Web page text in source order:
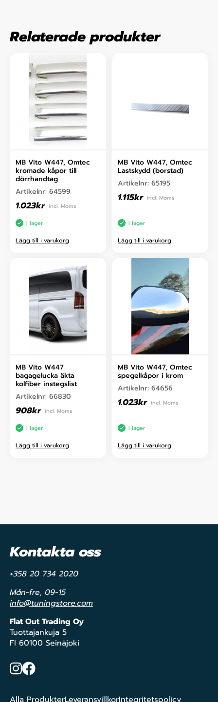
Relaterade produkter
MB Vito W447, Omtec
kromade kåpor till
dörrhandtag
Artikelnr: 64599
1.023kr incl. Moms
I lager
Lägg till i varukorg
MB Vito W447, Omtec
Lastskydd (borstad)
Artikelnr: 65195
1.115kr incl. Moms
I lager
Lägg till i varukorg
MB Vito W447
bagagelucka äkta
kolfiber instegslist
Artikelnr: 66830
908kr incl. Moms
I lager
Lägg till i varukorg
MB Vito W447, Omtec
spegelkåpor i krom
Artikelnr: 64656
1.023kr incl. Moms
I lager
Lägg till i varukorg
Kontakta oss
+358 20 734 2020
Mån-fre, 09-15
info@tuningstore.com
Flat Out Trading Oy
Tuottajankuja 5
FI 60100 Seinäjoki
Instagram
Facebook
Alla ProdukterLeveransvillkorIntegritetspolicy